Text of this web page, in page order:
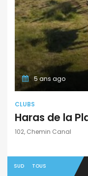
5 ans ago
CLUBS
Haras de la
102, Chemin Canal
SUD TOUS